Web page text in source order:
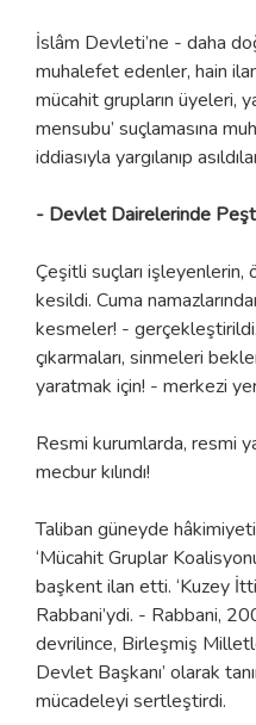
İslâm Devleti’ne - daha
muhalefet edenler, hain
mücahit grupların üyeleri,
mensubu’ suçlamasına
iddiasıyla yargılanıp
- Devlet Dairelerinde
Çeşitli suçları işleyenlerin,
kesildi. Cuma
kesmeler! -
çıkarmaları, sinmeleri
yaratmak için! - merkezi
Resmi kurumlarda, resmi
mecbur kılındı!
Taliban güneyde
‘Mücahit Gruplar
başkent ilan etti. ‘Kuzey
Rabbani’ydi. - Rabbani,
devrilince, Birleşmiş
Devlet Başkanı’ olarak
mücadeleyi sertleştirdi.